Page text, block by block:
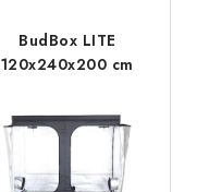
BudBox LITE
120x240x200 cm